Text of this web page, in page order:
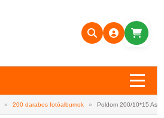
» 200 darabos fotóalbumok » Poldom 200/10*15